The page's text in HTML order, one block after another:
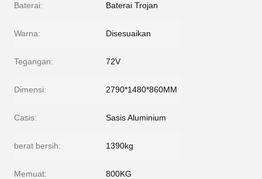
Baterai: Baterai Trojan
Warna: Disesuaikan
Tegangan: 72V
Dimensi: 2790*1480*860MM
Casis: Sasis Aluminium
berat bersih: 1390kg
Memuat: 800KG